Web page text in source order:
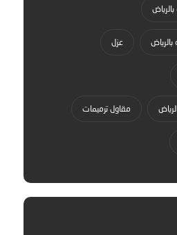
عزل
مقاول ترميمات